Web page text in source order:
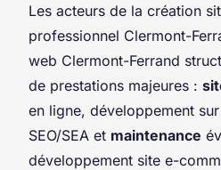
Les acteurs de la création
professionnel Clermont-
web Clermont-Ferrand
de prestations majeures :
en ligne, développement
SEO/SEA et maintenance
développement site e-